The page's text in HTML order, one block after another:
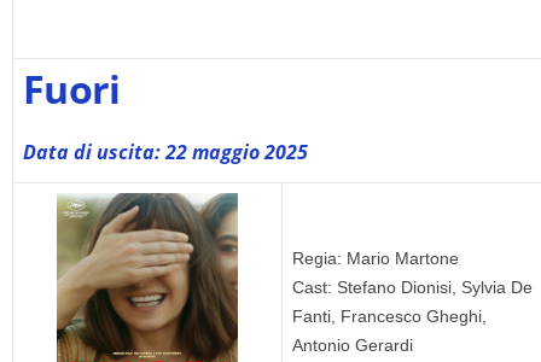
Fuori
Data di uscita: 22 maggio 2025
Regia: Mario Martone
Cast: Stefano Dionisi, Sylvia De
Fanti, Francesco Gheghi,
Antonio Gerardi